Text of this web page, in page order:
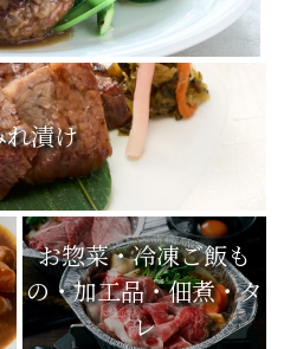
れ漬け
お惣菜・冷凍ご飯も
の・加工品・佃煮・タ
レ